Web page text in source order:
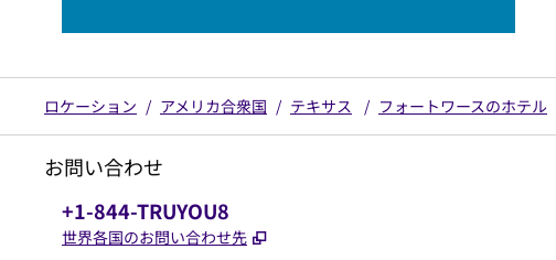
ロケーション / アメリカ合衆国 / テキサス / フォートワースのホテル
お問い合わせ
電話番号：
+1-844-TRUYOU8
世界各国のお問い合わせ先 ,